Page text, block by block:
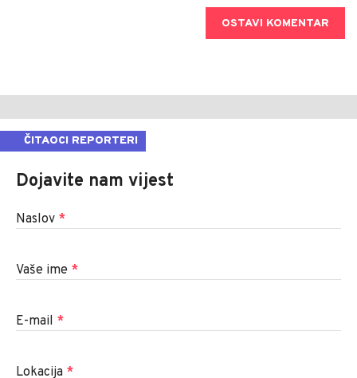
OSTAVI KOMENTAR
ČITAOCI REPORTERI
Dojavite nam vijest
Naslov *
Vaše ime *
E-mail *
Lokacija *